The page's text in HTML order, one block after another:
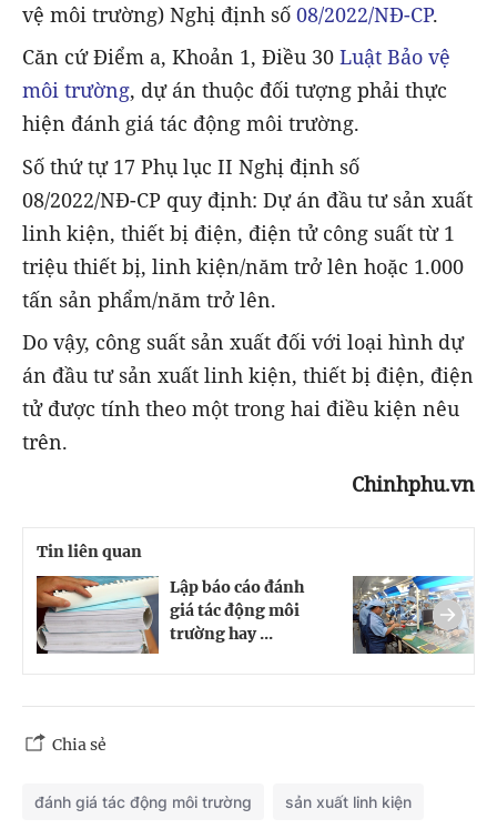
vệ môi trường) Nghị định số 08/2022/NĐ-CP.
Căn cứ Điểm a, Khoản 1, Điều 30 Luật Bảo vệ
môi trường, dự án thuộc đối tượng phải thực
hiện đánh giá tác động môi trường.
Số thứ tự 17 Phụ lục II Nghị định số
08/2022/NĐ-CP quy định: Dự án đầu tư sản xuất
linh kiện, thiết bị điện, điện tử công suất từ 1
triệu thiết bị, linh kiện/năm trở lên hoặc 1.000
tấn sản phẩm/năm trở lên.
Do vậy, công suất sản xuất đối với loại hình dự
án đầu tư sản xuất linh kiện, thiết bị điện, điện
tử được tính theo một trong hai điều kiện nêu
trên.
Chinhphu.vn
Tin liên quan
Lập báo cáo đánh
giá tác động môi
trường hay ...
Chia sẻ
đánh giá tác động môi trường sản xuất linh kiện